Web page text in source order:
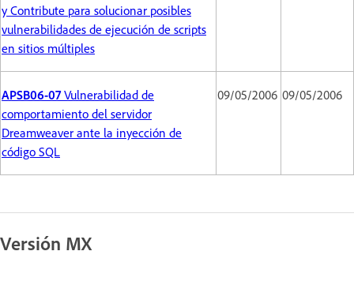
y Contribute para solucionar posibles
vulnerabilidades de ejecución de scripts
en sitios múltiples
APSB06-07Vulnerabilidad de
comportamiento del servidor
Dreamweaver ante la inyección de
código SQL
09/05/2006 09/05/2006
Versión MX